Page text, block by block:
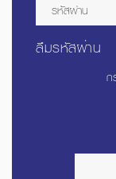
ลืมรหัสผ่าน